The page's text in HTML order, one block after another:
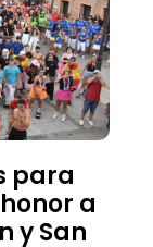
para
a
y San